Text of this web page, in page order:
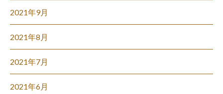
2021年9月
2021年8月
2021年7月
2021年6月